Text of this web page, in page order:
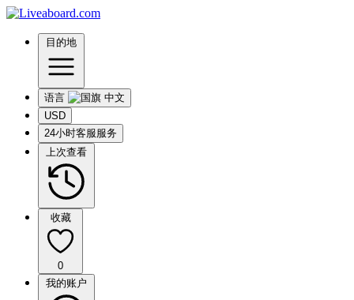
目的地
语言
USD
24小时客服服务
上次查看
收藏
0
我的账户